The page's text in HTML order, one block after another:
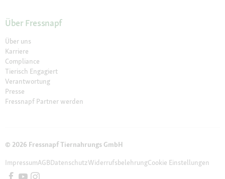
Über Fressnapf
Über uns
Karriere
Compliance
Tierisch Engagiert
Verantwortung
Presse
Fressnapf Partner werden
© 2026 Fressnapf Tiernahrungs GmbH
ImpressumAGBDatenschutzWiderrufsbelehrungCookie Einstellungen